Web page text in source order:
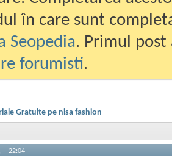
în care sunt
Seopedia. Primul
forumisti.
Gratuite pe nisa fashion
22:04